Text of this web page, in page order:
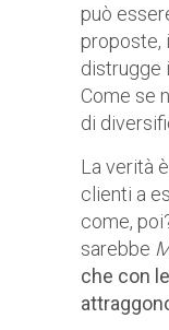
può
proposte,
distrugge
Come se
di
La verità
clienti a
come,
sarebbe
che con